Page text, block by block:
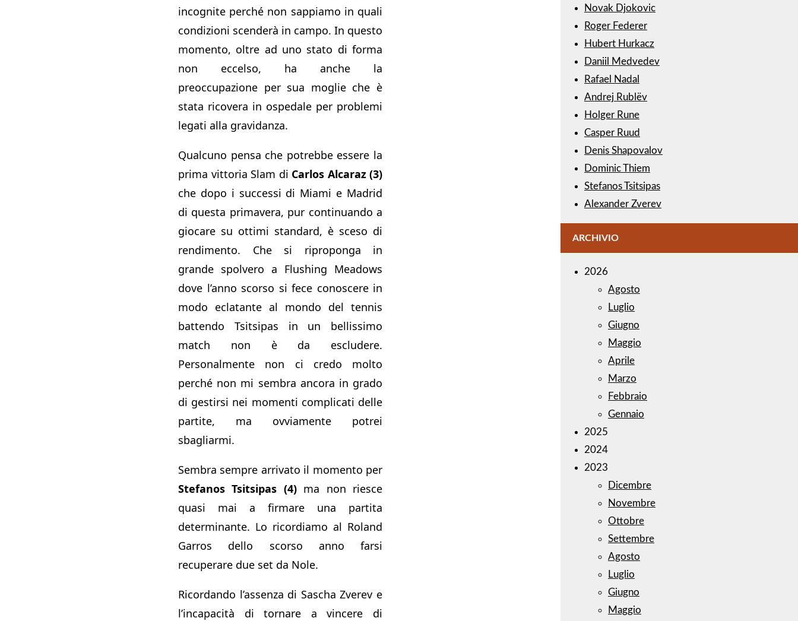
incognite perché non sappiamo in quali
condizioni scenderà in campo. In questo
momento, oltre ad uno stato di forma
non eccelso, ha anche la
preoccupazione per sua moglie che è
stata ricovera in ospedale per problemi
legati alla gravidanza.
Qualcuno pensa che potrebbe essere la
prima vittoria Slam di Carlos Alcaraz (3)
che dopo i successi di Miami e Madrid
di questa primavera, pur continuando a
giocare su ottimi standard, è sceso di
rendimento. Che si riproponga in
grande spolvero a Flushing Meadows
dove l’anno scorso si fece conoscere in
modo eclatante al mondo del tennis
battendo Tsitsipas in un bellissimo
match non è da escludere.
Personalmente non ci credo molto
perché non mi sembra ancora in grado
di gestirsi nei momenti complicati delle
partite, ma ovviamente potrei
sbagliarmi.
Sembra sempre arrivato il momento per
Stefanos Tsitsipas (4)ma non riesce
quasi mai a firmare una partita
determinante. Lo ricordiamo al Roland
Garros dello scorso anno farsi
recuperare due set da Nole.
Ricordando l’assenza di Sascha Zverev e
l’incapacità di tornare a vincere di
Novak Djokovic
Roger Federer
Hubert Hurkacz
Daniil Medvedev
Rafael Nadal
Andrej Rublëv
Holger Rune
Casper Ruud
Denis Shapovalov
Dominic Thiem
Stefanos Tsitsipas
Alexander Zverev
ARCHIVIO
2026
Agosto
Luglio
Giugno
Maggio
Aprile
Marzo
Febbraio
Gennaio
2025
2024
2023
Dicembre
Novembre
Ottobre
Settembre
Agosto
Luglio
Giugno
Maggio